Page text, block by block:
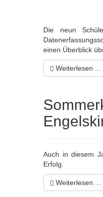
Die neun
einen Überblick
Weiterlesen ...
Auch in diesem
Erfolg.
Weiterlesen ...